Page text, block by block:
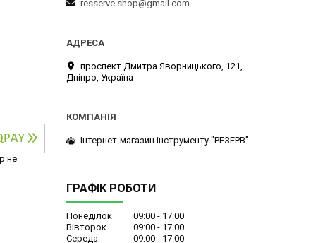
не
resserve.shop@gmail.com
проспект Дмитра Яворницького, 121,
Дніпро, Україна
Інтернет-магазин інструменту "РЕЗЕРВ"
ГРАФІК РОБОТИ
Понеділок 09:00
17:00
Вівторок
09:00
17:00
Середа
09:00 17:00